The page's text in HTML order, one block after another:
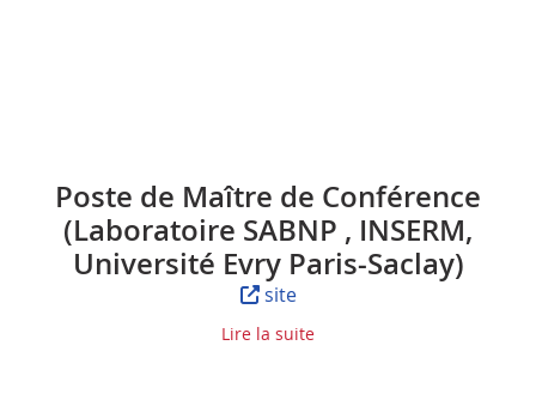
Poste de Maître de Conférence
(Laboratoire SABNP , INSERM,
Université Evry Paris-Saclay)
site
Lire la suite